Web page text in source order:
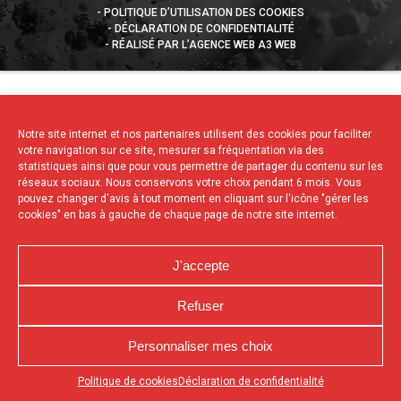
Notre site internet et nos partenaires utilisent des cookies pour faciliter
votre navigation sur ce site, mesurer sa fréquentation via des
statistiques ainsi que pour vous permettre de partager du contenu sur les
réseaux sociaux. Nous conservons votre choix pendant 6 mois. Vous
pouvez changer d'avis à tout moment en cliquant sur l'icône "gérer les
cookies" en bas à gauche de chaque page de notre site internet.
J'accepte
Refuser
Personnaliser mes choix
Politique de cookies Déclaration de confidentialité
Appuyez sur le bouton partager en bas de votre
POLITIQUE D’UTILISATION DES COOKIES
DÉCLARATION DE CONFIDENTIALITÉ
RÉALISÉ PAR L’AGENCE WEB A3 WEB